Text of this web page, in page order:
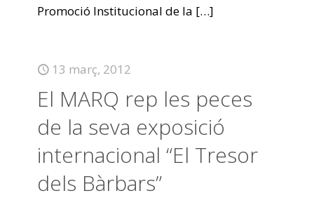
Promoció Institucional de la […]
13 març, 2012
El MARQ rep les peces
de la seva exposició
internacional “El Tresor
dels Bàrbars”